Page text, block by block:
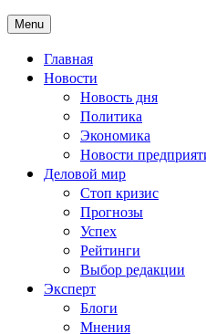
Menu
Главная
Новости
Новость дня
Политика
Экономика
Новости
Деловой мир
Стоп кризис
Прогнозы
Успех
Рейтинги
Выбор редакции
Эксперт
Блоги
Мнения